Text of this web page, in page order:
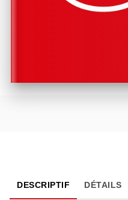
DESCRIPTIF DÉTAILS